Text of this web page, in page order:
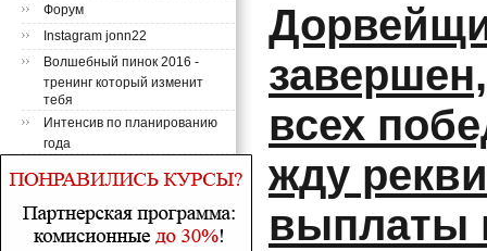
Форум
Instagram jonn22
Волшебный пинок 2016 -
тренинг который изменит
тебя
Интенсив по планированию
года
всех
жду
выплаты